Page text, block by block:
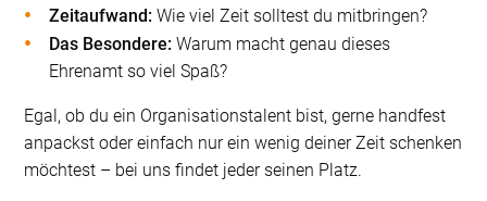
Zeitaufwand: Wie viel Zeit solltest du mitbringen?
Das Besondere: Warum macht genau dieses
Ehrenamt so viel Spaß?
Egal, ob du ein Organisationstalent bist, gerne handfest
anpackst oder einfach nur ein wenig deiner Zeit schenken
möchtest – bei uns findet jeder seinen Platz.